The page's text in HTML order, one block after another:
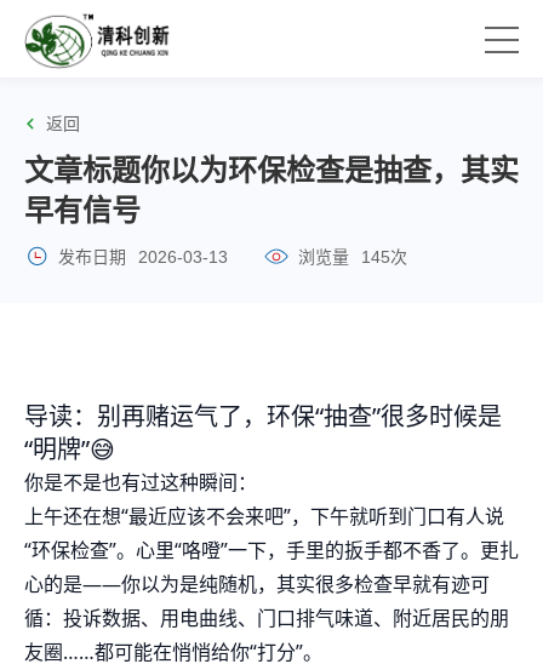
返回
文章标题你以为环保检查是抽查，其实
早有信号
发布日期 2026-03-13 浏览量 145次
导读：别再赌运气了，环保“抽查”很多时候是
“明牌”😅
你是不是也有过这种瞬间：
上午还在想“最近应该不会来吧”，下午就听到门口有人说
“环保检查”。心里“咯噔”一下，手里的扳手都不香了。更扎
心的是——你以为是纯随机，其实很多检查早就有迹可
循：投诉数据、用电曲线、门口排气味道、附近居民的朋
友圈……都可能在悄悄给你“打分”。